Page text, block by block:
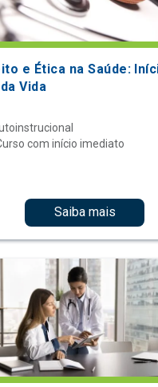
e Ética na Saúde:
Vida
com início imediato
Saiba mais